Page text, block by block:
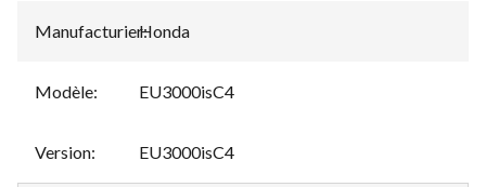
Manufacturier:
Honda
Modèle: EU3000isC4
Version: EU3000isC4